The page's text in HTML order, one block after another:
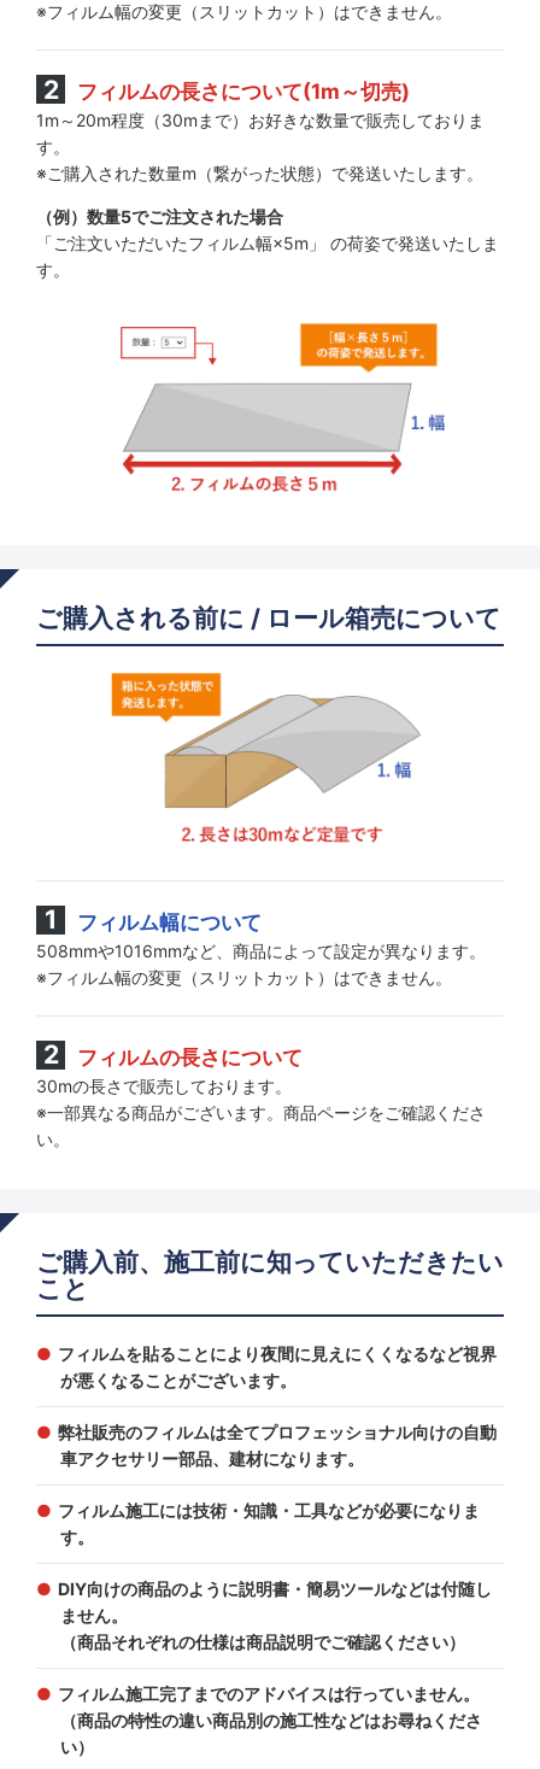
※フィルム幅の変更（スリットカット）はできません。
フィルムの長さについて(1m～切売)
1m～20m程度（30mまで）お好きな数量で販売しておりま
す。
※ご購入された数量m（繋がった状態）で発送いたします。
（例）数量5でご注文された場合
「ご注文いただいたフィルム幅×5m」 の荷姿で発送いたしま
す。
ご購入される前に / ロール箱売について
フィルム幅について
508mmや1016mmなど、商品によって設定が異なります。
※フィルム幅の変更（スリットカット）はできません。
フィルムの長さについて
30mの長さで販売しております。
※一部異なる商品がございます。商品ページをご確認くださ
い。
ご購入前、施工前に知っていただきたい
こと
フィルムを貼ることにより夜間に見えにくくなるなど視界
が悪くなることがございます。
弊社販売のフィルムは全てプロフェッショナル向けの自動
車アクセサリー部品、建材になります。
フィルム施工には技術・知識・工具などが必要になりま
す。
DIY向けの商品のように説明書・簡易ツールなどは付随し
ません。
（商品それぞれの仕様は商品説明でご確認ください）
フィルム施工完了までのアドバイスは行っていません。
（商品の特性の違い商品別の施工性などはお尋ねくださ
い）